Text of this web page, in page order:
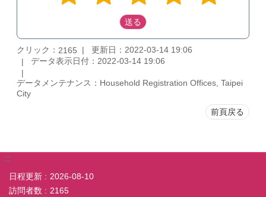
クリック： 2165
更新日：2022-03-14 19:06
データ表示日付：2022-03-14 19:06
データメンテナンス：Household Registration Offices, Taipei
City
前頁戻る
:::
日程更新
2026-08-10
訪問者数
2165